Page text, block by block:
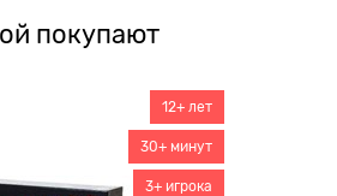
покупают
12+ лет
30+ минут
3+ игрока